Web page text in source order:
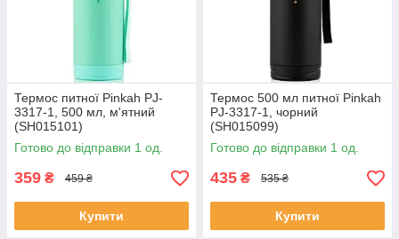
Термос питної Pinkah PJ-
3317-1, 500 мл, м'ятний
(SH015101)
Готово до відправки 1 од.
359 ₴ 459 ₴
Купити
Термос 500 мл питної Pinkah
PJ-3317-1, чорний
(SH015099)
Готово до відправки 1 од.
435 ₴ 535 ₴
Купити